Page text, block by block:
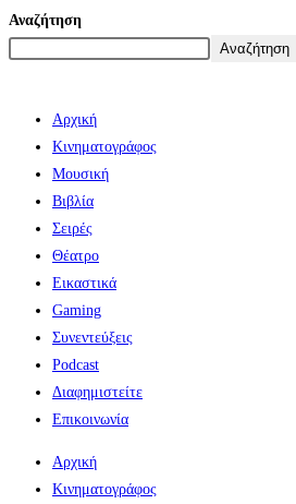
Αναζήτηση
Αναζήτηση
Αρχική
Κινηματογράφος
Μουσική
Βιβλία
Σειρές
Θέατρο
Εικαστικά
Gaming
Συνεντεύξεις
Podcast
Διαφημιστείτε
Επικοινωνία
Αρχική
Κινηματογράφος